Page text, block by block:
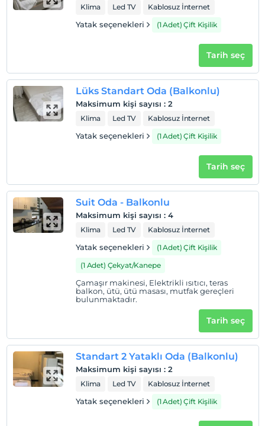
Check/out
En geç saat 12:00 ve öncesi
Sigara
Odalarda sigara içilmez
Çocuklar
2 yaşına kadar olan bebekler ücretsizdir.
Her bir oda için 6 yaşına kadar 1 çocuk ücretsizdir
Klima Led TV Kablosuz İnternet
Yatak seçenekleri (1 Adet) Çift Kişilik
Tarih seç
Lüks Standart Oda (Balkonlu)
Maksimum kişi sayısı : 2
Klima Led TV Kablosuz İnternet
Yatak seçenekleri (1 Adet) Çift Kişilik
Tarih seç
Suit Oda - Balkonlu
Maksimum kişi sayısı : 4
Klima Led TV Kablosuz İnternet
Yatak seçenekleri
(1 Adet) Çift Kişilik
(1 Adet) Çekyat/Kanepe
Çamaşır makinesi, Elektrikli ısıtıcı, teras
balkon, ütü, ütü masası, mutfak gereçleri
bulunmaktadır.
Tarih seç
Standart 2 Yataklı Oda (Balkonlu)
Maksimum kişi sayısı : 2
Klima Led TV Kablosuz İnternet
Yatak seçenekleri (1 Adet) Çift Kişilik